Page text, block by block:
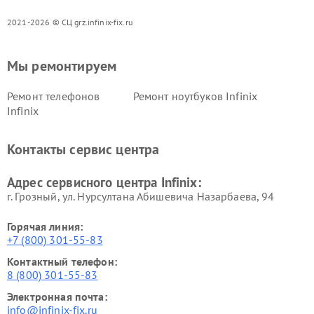
2021-2026 © СЦ grz.infinix-fix.ru
Мы ремонтируем
Ремонт телефонов
Infinix
Ремонт ноутбуков Infinix
Контакты сервис центра
Адрес сервисного центра Infinix:
г. Грозный, ул. Нурсултана Абишевича Назарбаева, 94
Горячая линия:
+7 (800) 301-55-83
Контактный телефон:
8 (800) 301-55-83
Электронная почта:
info@infinix-fix.ru